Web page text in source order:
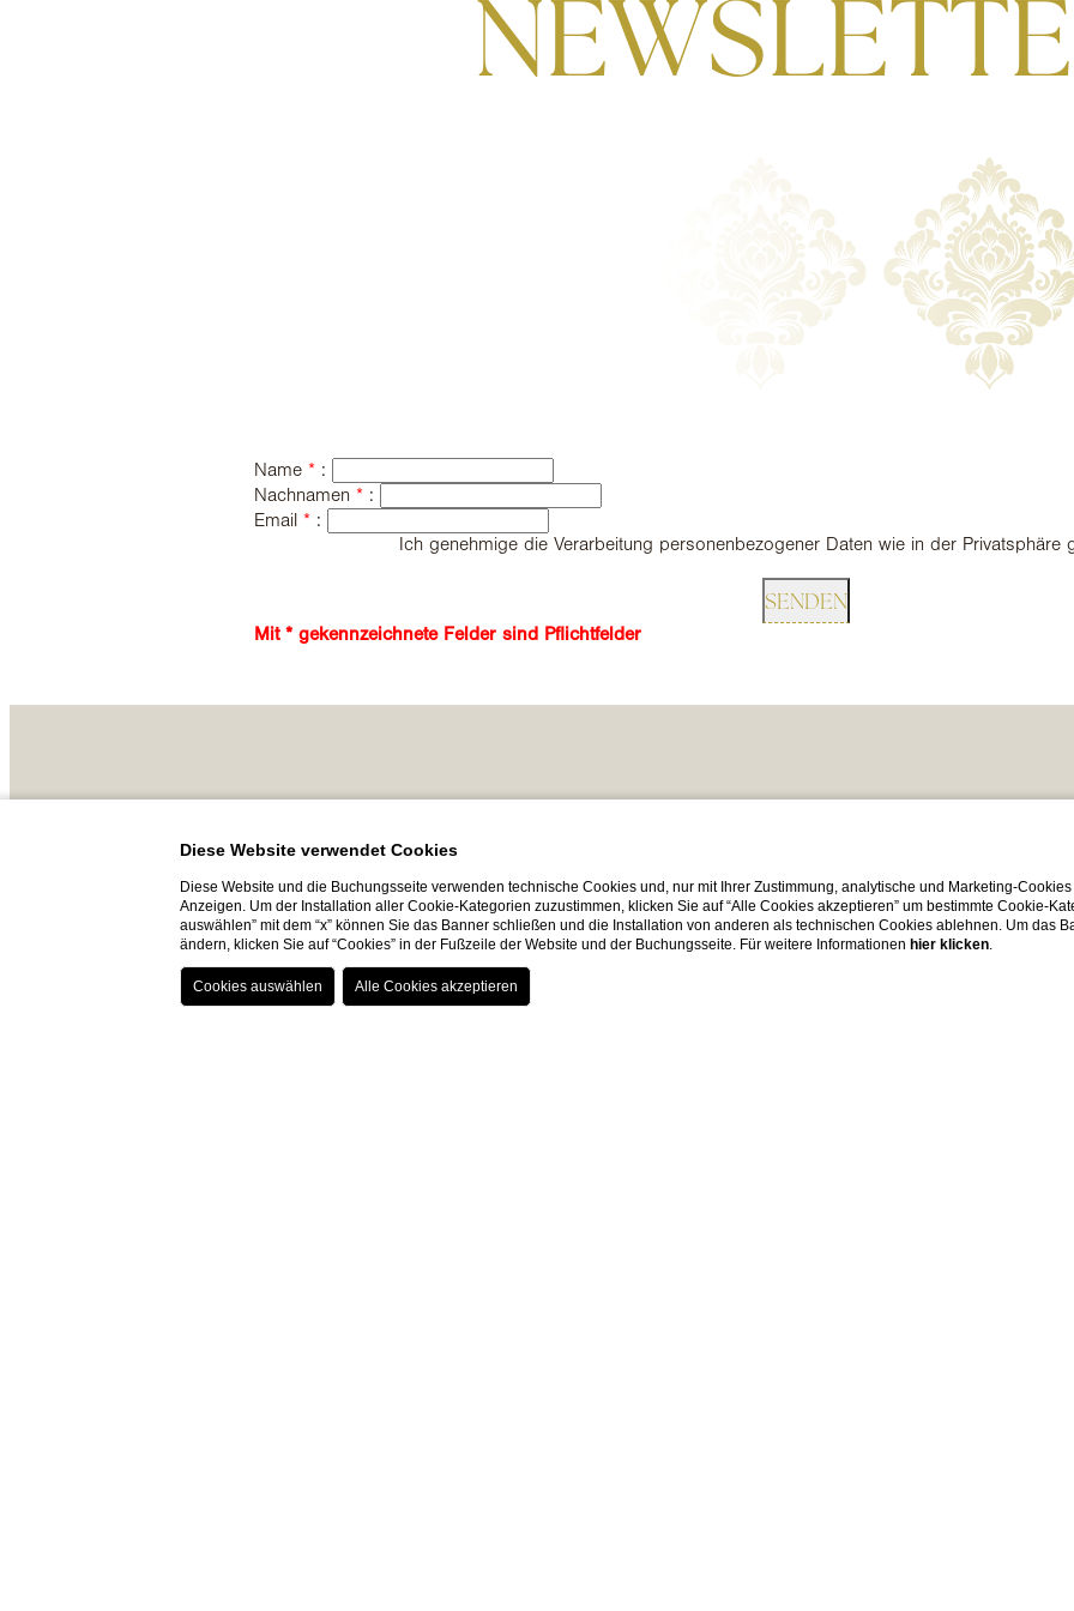
Name * :
Nachnamen * :
Email * :
Ich genehmige die Verarbeitung personenbezogener Daten wie in der Privatsphäre
Mit * gekennzeichnete Felder sind Pflichtfelder
Fondamenta Zattere Al
Diese Website verwendet Cookies
Diese Website und die Buchungsseite verwenden technische Cookies und, nur mit Ihrer Zustimmung, analytische und Marketing-
Anzeigen. Um der Installation aller Cookie-Kategorien zuzustimmen, klicken Sie auf “Alle Cookies akzeptieren” um bestimmte Cookie-
auswählen” mit dem “x” können Sie das Banner schließen und die Installation von anderen als technischen Cookies ablehnen. Um das
ändern, klicken Sie auf “Cookies” in der Fußzeile der Website und der Buchungsseite. Für weitere Informationen hier klicken.